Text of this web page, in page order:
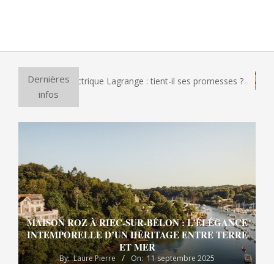
Dernières
infos
pizza électrique Lagrange : tient-il ses promesses ?
MAISON ROZ À RIEC-SUR-BÉLON : L’ÉLÉGANCE
INTEMPORELLE D’UN HÉRITAGE ENTRE TERRE
ET MER
By: Laure Pierre On: 11 septembre 2025